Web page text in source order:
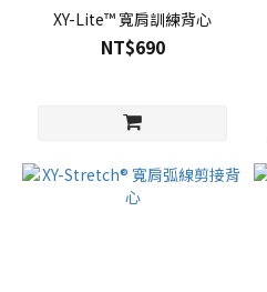
XY-Lite™ 寬肩訓練背心
NT$690